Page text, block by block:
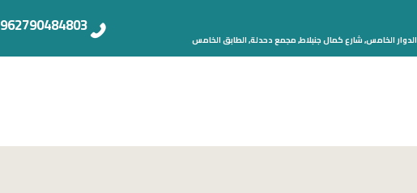
الدوار الخامس, شارع كمال جنبلاط, مجمع دحدلة, الطابق الخامس
962790484803+